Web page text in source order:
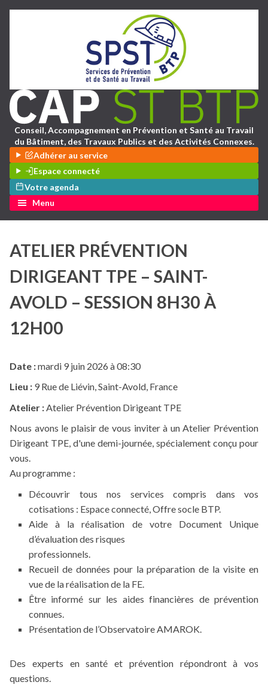
Conseil, Accompagnement en Prévention et Santé au Travail
du Bâtiment, des Travaux Publics et des Activités Connexes.
Adhérer au service
Espace connecté
Votre agenda
Menu
ATELIER PRÉVENTION
DIRIGEANT TPE – SAINT-
AVOLD – SESSION 8H30 À
12H00
Date :mardi 9 juin 2026 à 08:30
Lieu : 9 Rue de Liévin, Saint-Avold, France
Atelier :Atelier Prévention Dirigeant TPE
Nous avons le plaisir de vous inviter à un Atelier Prévention
Dirigeant TPE, d'une demi-journée, spécialement conçu pour
vous.
Au programme :
Découvrir tous nos services compris dans vos
cotisations : Espace connecté, Offre socle BTP.
Aide à la réalisation de votre Document Unique
d’évaluation des risques
professionnels.
Recueil de données pour la préparation de la visite en
vue de la réalisation de la FE.
Être informé sur les aides financières de prévention
connues.
Présentation de l’Observatoire AMAROK.
Des experts en santé et prévention répondront à vos
questions.